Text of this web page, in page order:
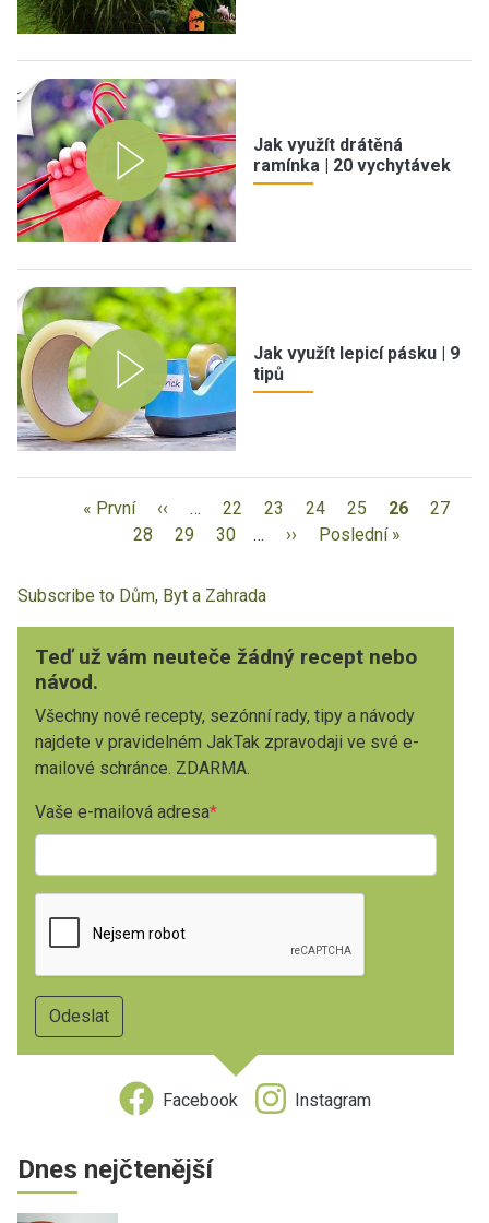
Jak využít drátěná
ramínka | 20 vychytávek
Jak využít lepicí pásku | 9
tipů
« První ‹‹ … 22 23 24 25 26
27
28
29 30 … ›› Poslední »
Subscribe to Dům, Byt a Zahrada
Teď už vám neuteče žádný recept nebo
návod.
Všechny nové recepty, sezónní rady, tipy a návody
najdete v pravidelném JakTak zpravodaji ve své e-
mailové schránce. ZDARMA.
Vaše e-mailová adresa
Facebook Instagram
Dnes nejčtenější